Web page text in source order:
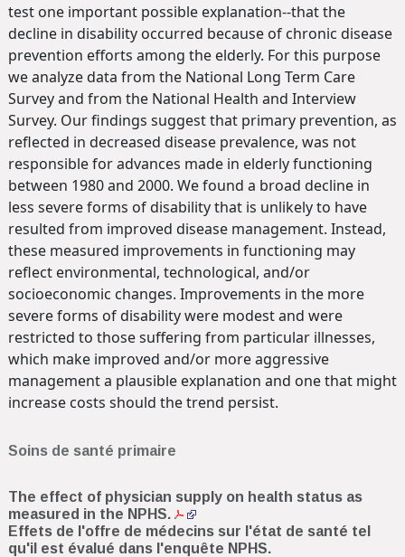
test one important possible explanation--that the
decline in disability occurred because of chronic disease
prevention efforts among the elderly. For this purpose
we analyze data from the National Long Term Care
Survey and from the National Health and Interview
Survey. Our findings suggest that primary prevention, as
reflected in decreased disease prevalence, was not
responsible for advances made in elderly functioning
between 1980 and 2000. We found a broad decline in
less severe forms of disability that is unlikely to have
resulted from improved disease management. Instead,
these measured improvements in functioning may
reflect environmental, technological, and/or
socioeconomic changes. Improvements in the more
severe forms of disability were modest and were
restricted to those suffering from particular illnesses,
which make improved and/or more aggressive
management a plausible explanation and one that might
increase costs should the trend persist.
Soins de santé primaire
The effect of physician supply on health status as
measured in the NPHS.
Effets de l'offre de médecins sur l'état de santé tel
qu'il est évalué dans l'enquête NPHS.